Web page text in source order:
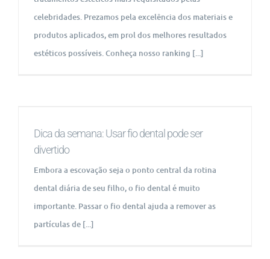
celebridades. Prezamos pela excelência dos materiais e
produtos aplicados, em prol dos melhores resultados
estéticos possíveis. Conheça nosso ranking [...]
Dica da semana: Usar fio dental pode ser
divertido
Embora a escovação seja o ponto central da rotina
dental diária de seu filho, o fio dental é muito
importante. Passar o fio dental ajuda a remover as
partículas de [...]